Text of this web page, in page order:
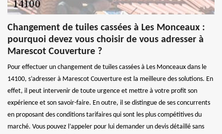
Changement de tuiles cassées à Les Monceaux :
pourquoi devez vous choisir de vous adresser à
Marescot Couverture ?
Pour effectuer un changement de tuiles cassées à Les Monceaux dans le
14100, s’adresser à Marescot Couverture est la meilleure des solutions. En
effet, il peut intervenir de toute urgence et mettre à votre profit son
expérience et son savoir-faire. En outre, il se distingue de ses concurrents
en proposant des conditions tarifaires qui sont les plus compétitives du
marché. Vous pouvez l’appeler pour lui demander un devis détaillé sans